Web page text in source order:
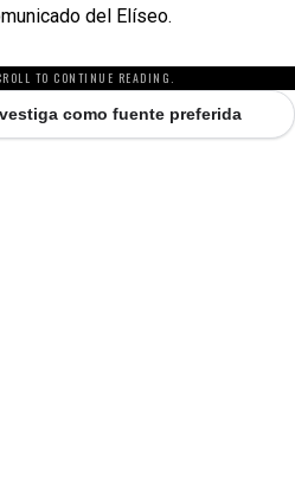
del Elíseo.
TO CONTINUE READING.
como fuente preferida